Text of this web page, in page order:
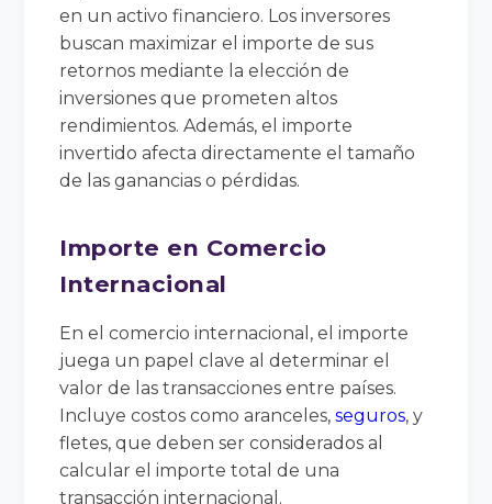
en un activo financiero. Los inversores
buscan maximizar el importe de sus
retornos mediante la elección de
inversiones que prometen altos
rendimientos. Además, el importe
invertido afecta directamente el tamaño
de las ganancias o pérdidas.
Importe en Comercio
Internacional
En el comercio internacional, el importe
juega un papel clave al determinar el
valor de las transacciones entre países.
Incluye costos como aranceles,seguros, y
fletes, que deben ser considerados al
calcular el importe total de una
transacción internacional.